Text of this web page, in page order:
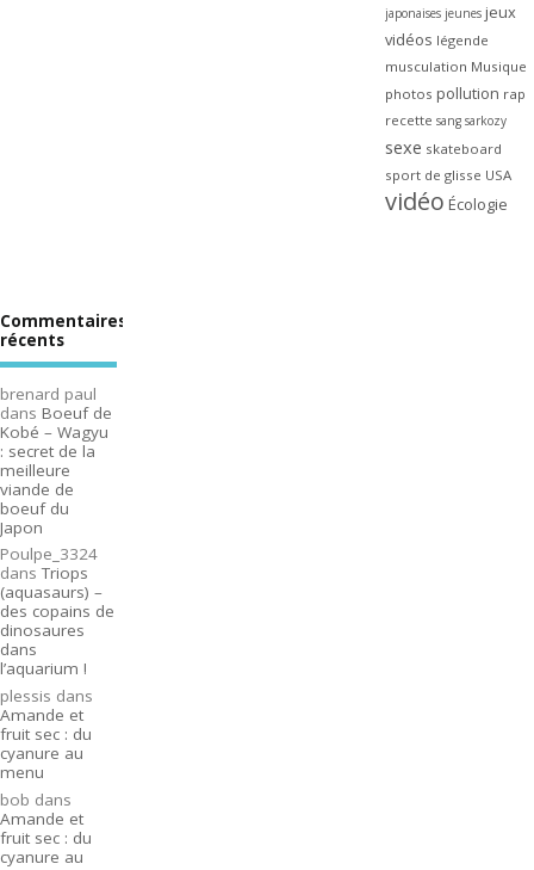
japonaises jeunes jeux
vidéos légende
musculation Musique
photos pollution rap
recette sang sarkozy
sexe skateboard
sport de glisse USA
vidéo Écologie
Commentaires
récents
brenard paul
dans Boeuf de
Kobé – Wagyu
: secret de la
meilleure
viande de
boeuf du
Japon
Poulpe_3324
dansTriops
(aquasaurs) –
des copains de
dinosaures
dans
l’aquarium !
plessis dans
Amande et
fruit sec : du
cyanure au
menu
bob dans
Amande et
fruit sec : du
cyanure au